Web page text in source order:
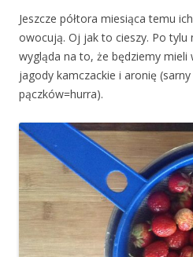
Jeszcze półtora miesiąca temu
owocują. Oj jak to cieszy. Po tylu
wygląda na to, że będziemy mieli
jagody kamczackie i aronię
pączków=hurra).